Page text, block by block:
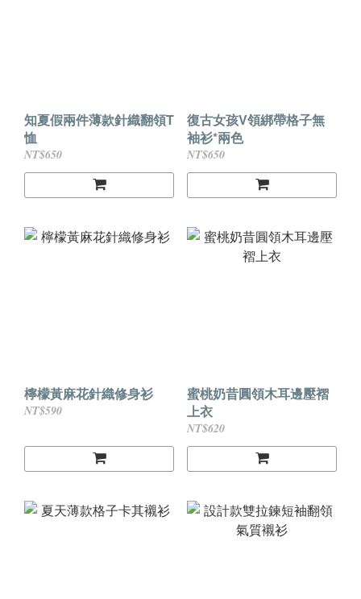
知夏假兩件薄款針織翻領T
恤
NT$650
復古女孩V領綁帶格子無
袖衫*兩色
NT$650
檸檬黃麻花針織修身衫
NT$590
蜜桃奶昔圓領木耳邊壓褶
上衣
NT$620